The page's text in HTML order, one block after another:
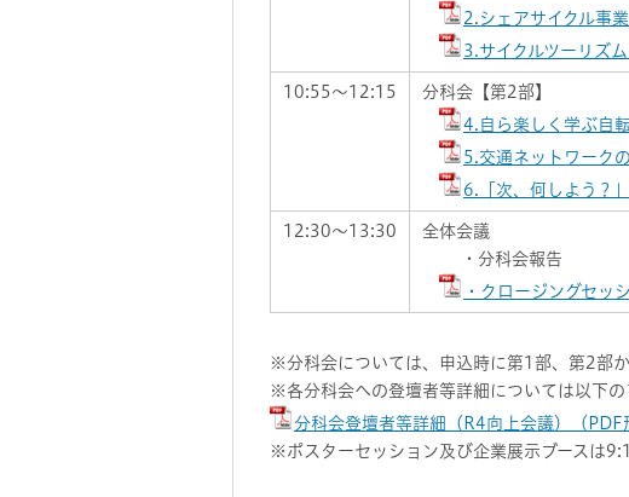
2.シェアサイクル事
3.サイクルツーリズ
10:55～12:15
分科会【第2部】
4.自ら楽しく学ぶ自
5.交通ネットワーク
6.「次、何しよう？
12:30～13:30
全体会議
・分科会報告
・クロージングセッ
※分科会については、申込時に第1部、第2部
※各分科会への登壇者等詳細については以下の
分科会登壇者等詳細（R4向上会議）（PDF
※ポスターセッション及び企業展示ブースは